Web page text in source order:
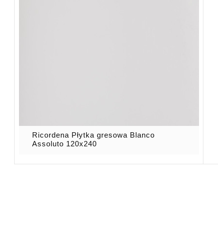
Ricordena Płytka gresowa Blanco
Assoluto 120x240